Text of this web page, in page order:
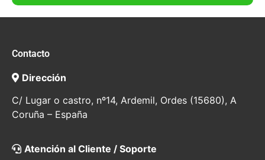
Contacto
Dirección
C/ Lugar o castro, nº14, Ardemil, Ordes (15680), A
Coruña – España
Atención al Cliente / Soporte